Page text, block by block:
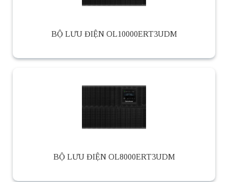
BỘ LƯU ĐIỆN OL10000ERT3UDM
BỘ LƯU ĐIỆN OL8000ERT3UDM